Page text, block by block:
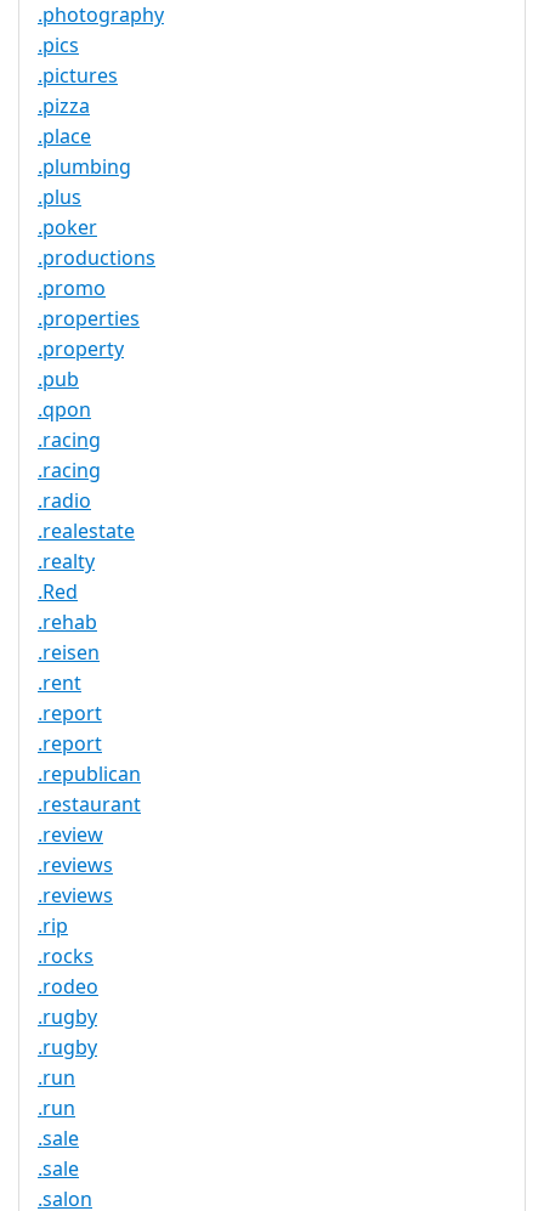
.photography
.pics
.pictures
.pizza
.place
.plumbing
.plus
.poker
.productions
.promo
.properties
.property
.pub
.qpon
.racing
.racing
.radio
.realestate
.realty
.Red
.rehab
.reisen
.rent
.report
.report
.republican
.restaurant
.review
.reviews
.reviews
.rip
.rocks
.rodeo
.rugby
.rugby
.run
.run
.sale
.sale
.salon